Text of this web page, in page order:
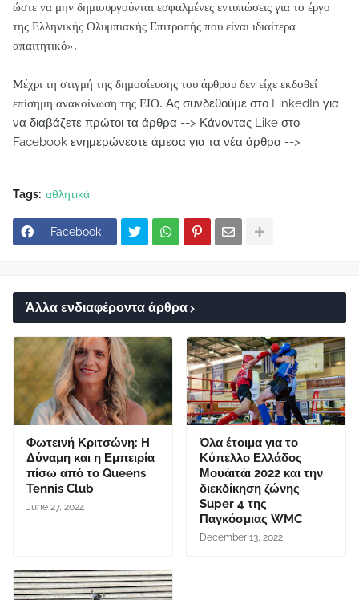
ώστε να μην δημιουργούνται εσφαλμένες εντυπώσεις για το έργο
της Ελληνικής Ολυμπιακής Επιτροπής που είναι ιδιαίτερα
απαιτητικό».
Μέχρι τη στιγμή της δημοσίευσης του άρθρου δεν είχε εκδοθεί
επίσημη ανακοίνωση της ΕΙΟ. Ας συνδεθούμε στο LinkedIn για
να διαβάζετε πρώτοι τα άρθρα --> Κάνοντας Like στο
Facebook ενημερώνεστε άμεσα για τα νέα άρθρα -->
Tags: αθλητικά
Facebook
Άλλα ενδιαφέροντα άρθρα
Φωτεινή Κριτσώνη: Η
Δύναμη και η Εμπειρία
πίσω από το Queens
Tennis Club
June 27, 2024
Όλα έτοιμα για το
Κύπελλο Ελλάδος
Μουάιτάι 2022 και την
διεκδίκηση ζώνης
Super 4 της
Παγκόσμιας WMC
December 13, 2022